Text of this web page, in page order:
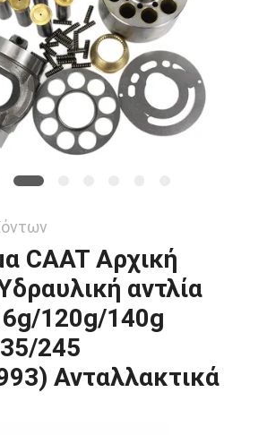
CAAT Αρχική
αντλία
120g/140g
245
Ανταλλακτικά